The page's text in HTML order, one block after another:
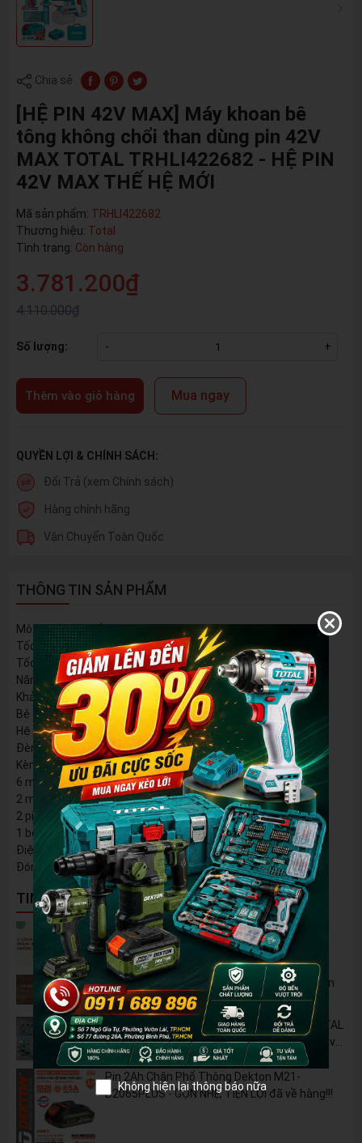
Chia sẻ
[HỆ PIN 42V MAX] Máy khoan bê
tông không chổi than dùng pin 42V
MAX TOTAL TRHLI422682 - HỆ PIN
42V MAX THẾ HỆ MỚI
Mã sản phẩm: TRHLI422682
Thương hiệu: Total
Tình trạng: Còn hàng
3.781.200₫
4.110.000₫
Số lượng: - +
Thêm vào giỏ hàng Mua ngay
QUYỀN LỢI & CHÍNH SÁCH:
Đổi Trả (xem Chính sách)
Hàng chính hãng
Vận Chuyển Toàn Quốc
THÔNG TIN SẢN PHẨM
Mô tơ không chổi than. Điện áp: 42V
Tốc độ không tải: 0-1100 vòng/phút
Tốc độ va đập: 0-5000 vòng/phút
Năng lượng va đập: 2,5J
Khả năng khoan tối đa:
Bê tông: 26mm/ Thép: 13mm/ Gỗ: 30mm
Hệ thống đầu đầu gài SDS plus
Đèn làm việc LED tích hợp
Kèm theo:
6 mũi khoan (6/8/10/12/14/16*160mm)
2 mũi đục
2 pin 2,0Ah (TFBLI42201)
1 bộ sạc (TFCLI42021)
Điện áp sạc: 220-240V~50/60Hz
Đóng gói trong hộp nhựa
TIN NỔI BẬT
5 Cách Tận Dụng Máy Phun Xịt Áp Lực Cao
Không Chỉ Để Rửa Xe
Tủ Dụng Cụ CSPS: Giải Pháp Sắp Xếp Chuyên
Nghiệp Cho Mọi Xưởng Cơ Khí
🔋 Đột Phá Công Nghệ: Pin Lithium 42V TOTAL
B42M – Giải Pháp Thay Thế Máy Dùng Điện và
Nhiên Liệu
Pin 2Ah Chân Phổ Thông Dekton M21-
B2065PLUS - GỌN NHẸ, TIỆN LỢI đã về hàng!!!
Không hiện lại thông báo nữa